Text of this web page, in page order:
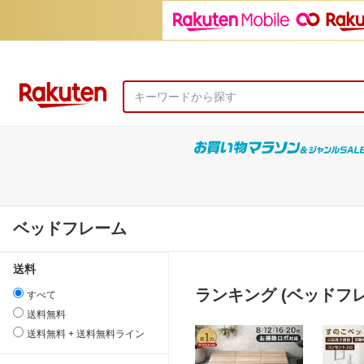
ベッドフレーム
送料
すべて
送料無料
送料無料 + 送料無料ライン
ランキング (ベッドフ